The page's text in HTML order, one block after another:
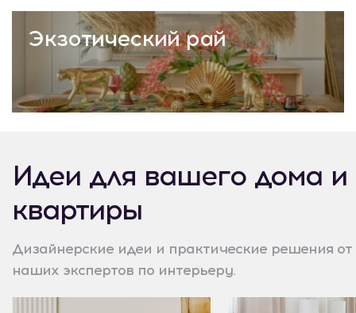
Экзотический рай
Идеи для вашего дома и
квартиры
Дизайнерские идеи и практические решения от
наших экспертов по интерьеру.